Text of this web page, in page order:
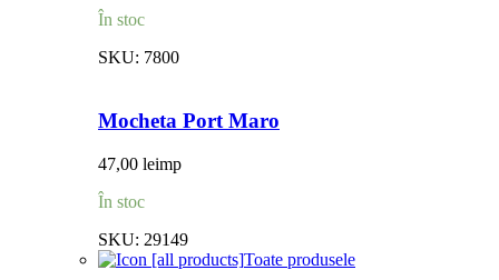
În stoc
SKU: 7800
Mocheta Port Maro
47,00 leimp
În stoc
SKU: 29149
Toate produsele